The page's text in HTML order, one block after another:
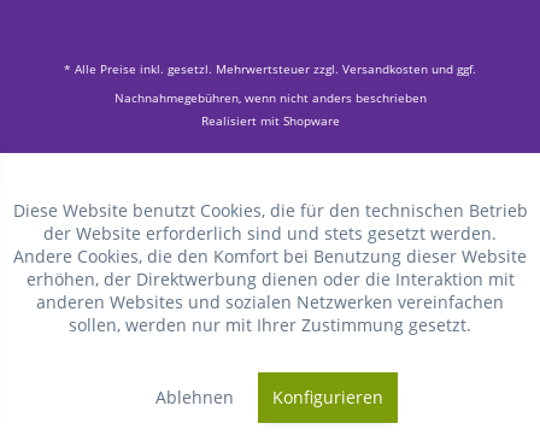
* Alle Preise inkl. gesetzl. Mehrwertsteuer zzgl. Versandkosten und ggf.
Nachnahmegebühren, wenn nicht anders beschrieben
Realisiert mit Shopware
Diese Website benutzt Cookies, die für den technischen Betrieb
der Website erforderlich sind und stets gesetzt werden.
Andere Cookies, die den Komfort bei Benutzung dieser Website
erhöhen, der Direktwerbung dienen oder die Interaktion mit
anderen Websites und sozialen Netzwerken vereinfachen
sollen, werden nur mit Ihrer Zustimmung gesetzt.
Ablehnen Konfigurieren